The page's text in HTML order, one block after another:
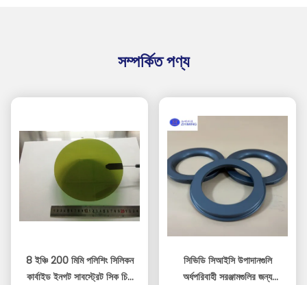
সম্পর্কিত পণ্য
8 ইঞ্চি 200 মিমি পলিশিং সিলিকন
কার্বাইড ইনগট সাবস্ট্রেট সিক চিপ
সিভিডি সিআইসি উপাদানগুলি
অর্ধপরিবাহী সরঞ্জামগুলির জন্য